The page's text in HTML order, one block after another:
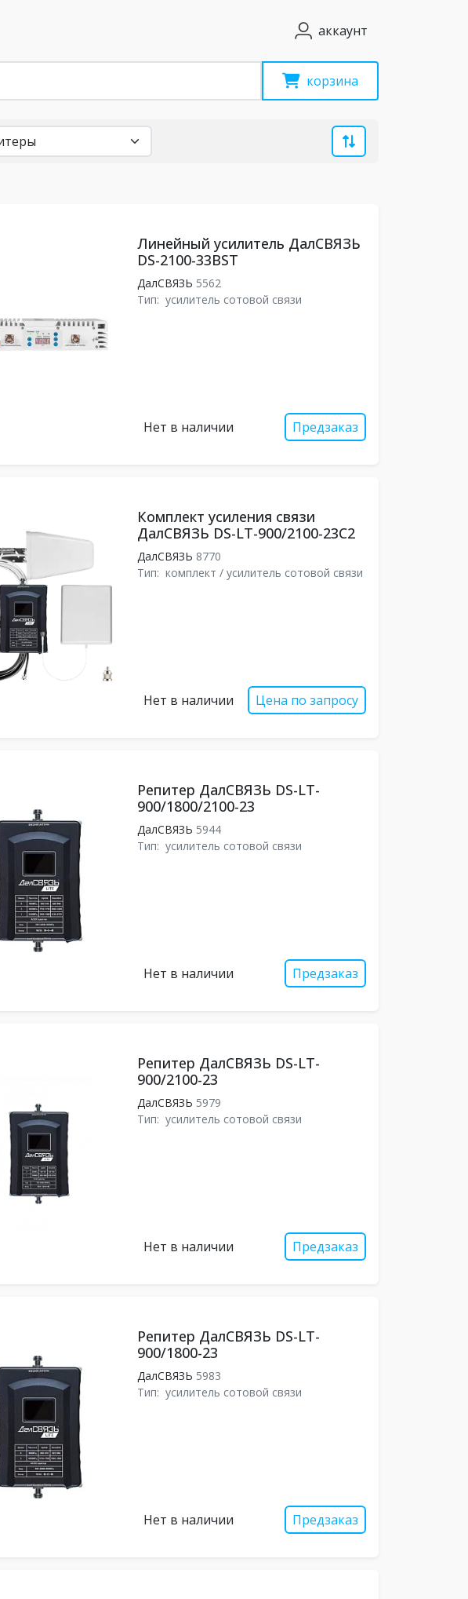
аккаунт
корзина
Линейный усилитель ДалСВЯЗЬ
DS-2100-33BST
ДалСВЯЗЬ 5562
Тип: усилитель сотовой связи
Нет в наличии Предзаказ
Комплект усиления связи
ДалСВЯЗЬ DS-LT-900/2100-23С2
ДалСВЯЗЬ 8770
Тип: комплект / усилитель сотовой связи
Нет в наличии Цена по запросу
Репитер ДалСВЯЗЬ DS-LT-
900/1800/2100-23
ДалСВЯЗЬ 5944
Тип: усилитель сотовой связи
Нет в наличии Предзаказ
Репитер ДалСВЯЗЬ DS-LT-
900/2100-23
ДалСВЯЗЬ 5979
Тип: усилитель сотовой связи
Нет в наличии Предзаказ
Репитер ДалСВЯЗЬ DS-LT-
900/1800-23
ДалСВЯЗЬ 5983
Тип: усилитель сотовой связи
Нет в наличии Предзаказ